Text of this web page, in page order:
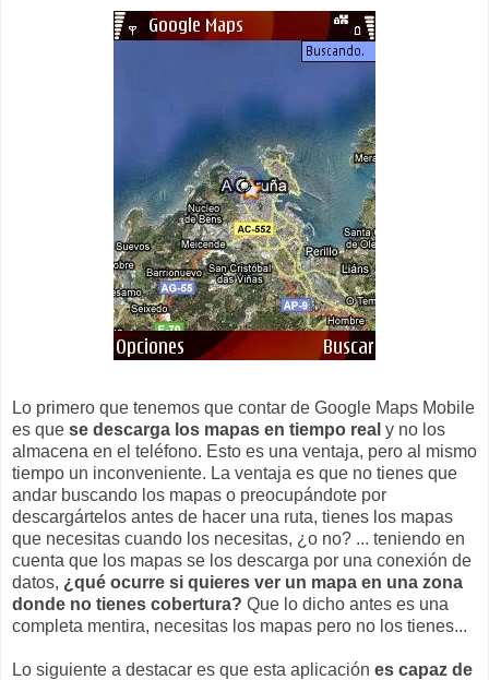
Lo primero que tenemos que contar de Google Maps Mobile
es que se descarga los mapas en tiempo real y no los
almacena en el teléfono. Esto es una ventaja, pero al mismo
tiempo un inconveniente. La ventaja es que no tienes que
andar buscando los mapas o preocupándote por
descargártelos antes de hacer una ruta, tienes los mapas
que necesitas cuando los necesitas, ¿o no? ... teniendo en
cuenta que los mapas se los descarga por una conexión de
datos, ¿qué ocurre si quieres ver un mapa en una zona
donde no tienes cobertura? Que lo dicho antes es una
completa mentira, necesitas los mapas pero no los tienes...
Lo siguiente a destacar es que esta aplicación es capaz de